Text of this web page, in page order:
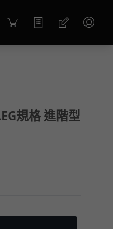
Cart
規格 進階型